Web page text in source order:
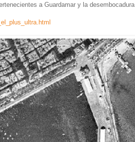
a Guardamar y la desembocadura